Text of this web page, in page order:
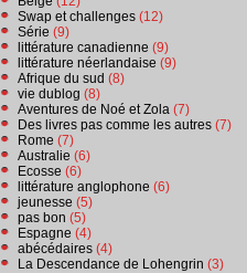
Swap et challenges (12)
Série (9)
littérature canadienne (9)
littérature néerlandaise (9)
Afrique du sud (8)
vie dublog (8)
Aventures de Noé et Zola (7)
Des livres pas comme les autres (7)
Rome (7)
Australie (6)
Ecosse (6)
littérature anglophone (6)
jeunesse (5)
pas bon (5)
Espagne (4)
abécédaires (4)
La Descendance de Lohengrin (3)